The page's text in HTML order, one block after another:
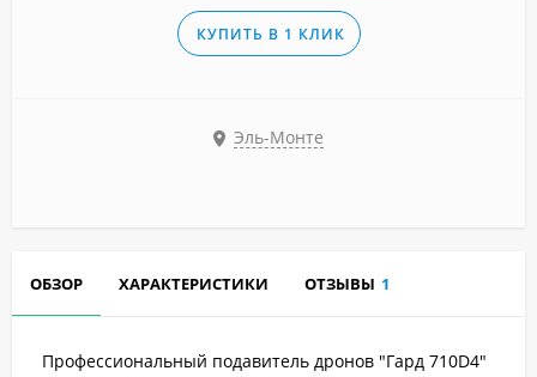
КУПИТЬ В 1 КЛИК
Эль-Монте
ОБЗОР ХАРАКТЕРИСТИКИ ОТЗЫВЫ 1
Профессиональный подавитель дронов "Гард 710D4"